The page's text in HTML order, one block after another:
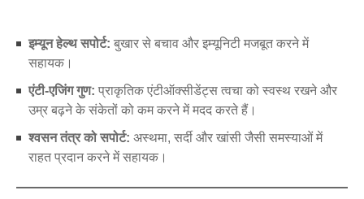
इम्यून हेल्थ सपोर्ट: बुखार से बचाव और इम्यूनिटी मजबूत करने में
सहायक।
एंटी-एजिंग गुण: प्राकृतिक एंटीऑक्सीडेंट्स त्वचा को स्वस्थ रखने और
उम्र बढ़ने के संकेतों को कम करने में मदद करते हैं।
श्वसन तंत्र को सपोर्ट: अस्थमा, सर्दी और खांसी जैसी समस्याओं में
राहत प्रदान करने में सहायक।